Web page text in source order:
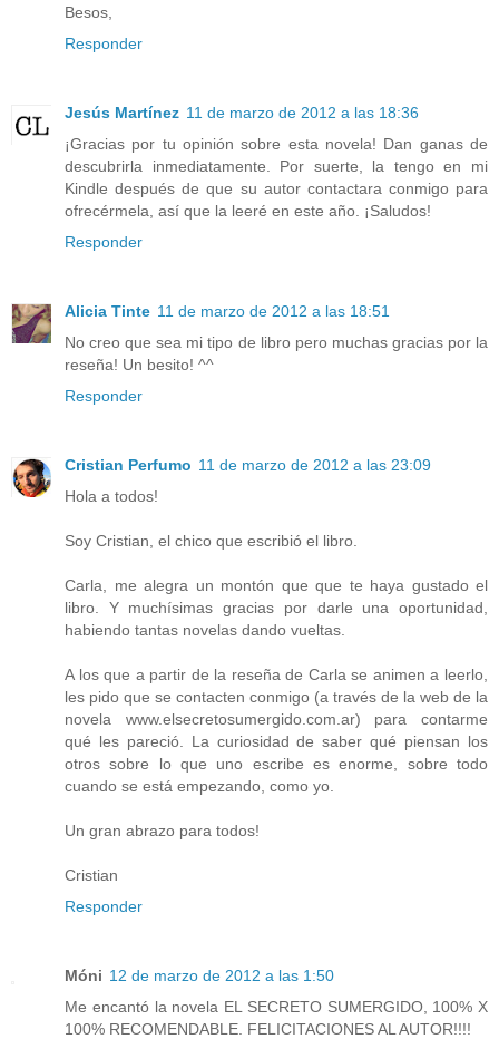
Besos,
Responder
Jesús Martínez 11 de marzo de 2012 a las 18:36
¡Gracias por tu opinión sobre esta novela! Dan ganas de
descubrirla inmediatamente. Por suerte, la tengo en mi
Kindle después de que su autor contactara conmigo para
ofrecérmela, así que la leeré en este año. ¡Saludos!
Responder
Alicia Tinte 11 de marzo de 2012 a las 18:51
No creo que sea mi tipo de libro pero muchas gracias por la
reseña! Un besito! ^^
Responder
Cristian Perfumo 11 de marzo de 2012 a las 23:09
Hola a todos!
Soy Cristian, el chico que escribió el libro.
Carla, me alegra un montón que que te haya gustado el
libro. Y muchísimas gracias por darle una oportunidad,
habiendo tantas novelas dando vueltas.
A los que a partir de la reseña de Carla se animen a leerlo,
les pido que se contacten conmigo (a través de la web de la
novela www.elsecretosumergido.com.ar) para contarme
qué les pareció. La curiosidad de saber qué piensan los
otros sobre lo que uno escribe es enorme, sobre todo
cuando se está empezando, como yo.
Un gran abrazo para todos!
Cristian
Responder
Móni 12 de marzo de 2012 a las 1:50
Me encantó la novela EL SECRETO SUMERGIDO, 100% X
100% RECOMENDABLE. FELICITACIONES AL AUTOR!!!!